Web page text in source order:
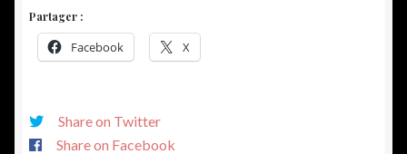
Ecole
Anversoise
16ème
Partager :
Facebook X
Share on Twitter
Share on Facebook